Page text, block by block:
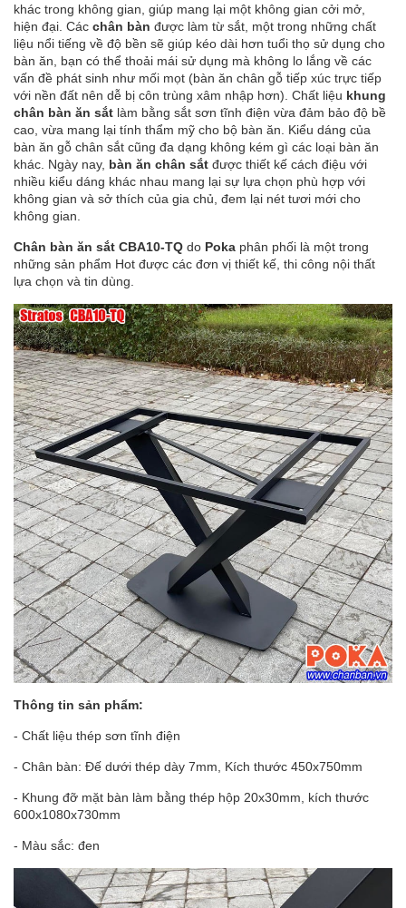
khác trong không gian, giúp mang lại một không gian cởi mở,
hiện đại. Các chân bàn được làm từ sắt, một trong những chất
liệu nổi tiếng về độ bền sẽ giúp kéo dài hơn tuổi thọ sử dụng cho
bàn ăn, bạn có thể thoải mái sử dụng mà không lo lắng về các
vấn đề phát sinh như mối mọt (bàn ăn chân gỗ tiếp xúc trực tiếp
với nền đất nên dễ bị côn trùng xâm nhập hơn). Chất liệu khung
chân bàn ăn sắt làm bằng sắt sơn tĩnh điện vừa đảm bảo độ bề
cao, vừa mang lại tính thẩm mỹ cho bộ bàn ăn. Kiểu dáng của
bàn ăn gỗ chân sắt cũng đa dạng không kém gì các loại bàn ăn
khác. Ngày nay, bàn ăn chân sắt được thiết kế cách điệu với
nhiều kiểu dáng khác nhau mang lại sự lựa chọn phù hợp với
không gian và sở thích của gia chủ, đem lại nét tươi mới cho
không gian.
Chân bàn ăn sắt CBA10-TQ do Poka phân phối là một trong
những sản phẩm Hot được các đơn vị thiết kế, thi công nội thất
lựa chọn và tin dùng.
Thông tin sản phẩm:
- Chất liệu thép sơn tĩnh điện
- Chân bàn: Đế dưới thép dày 7mm, Kích thước 450x750mm
- Khung đỡ mặt bàn làm bằng thép hộp 20x30mm, kích thước
600x1080x730mm
- Màu sắc: đen